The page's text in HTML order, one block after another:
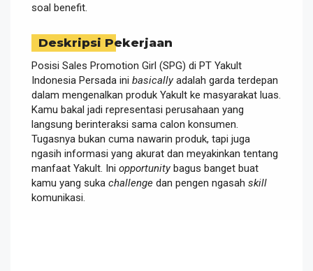
soal benefit.
Deskripsi Pekerjaan
Posisi Sales Promotion Girl (SPG) di PT Yakult
Indonesia Persada ini basicallyadalah garda terdepan
dalam mengenalkan produk Yakult ke masyarakat luas.
Kamu bakal jadi representasi perusahaan yang
langsung berinteraksi sama calon konsumen.
Tugasnya bukan cuma nawarin produk, tapi juga
ngasih informasi yang akurat dan meyakinkan tentang
manfaat Yakult. Ini opportunitybagus banget buat
kamu yang suka challenge dan pengen ngasah skill
komunikasi.